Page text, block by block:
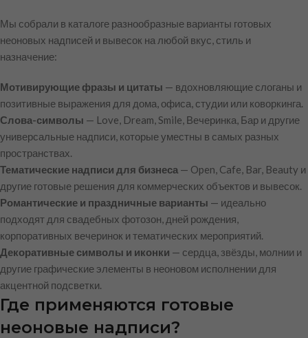
Мы собрали в каталоге разнообразные варианты готовых
неоновых надписей и вывесок на любой вкус, стиль и
назначение:
Мотивирующие фразы и цитаты — вдохновляющие слоганы и
позитивные выражения для дома, офиса, студии или коворкинга.
Слова-символы — Love, Dream, Smile, Вечеринка, Бар и другие
универсальные надписи, которые уместны в самых разных
пространствах.
Тематические надписи для бизнеса — Open, Cafe, Bar, Beauty и
другие готовые решения для коммерческих объектов и вывесок.
Романтические и праздничные варианты — идеально
подходят для свадебных фотозон, дней рождения,
корпоративных вечеринок и тематических мероприятий.
Декоративные символы и иконки — сердца, звёзды, молнии и
другие графические элементы в неоновом исполнении для
акцентной подсветки.
Где применяются готовые
неоновые надписи?